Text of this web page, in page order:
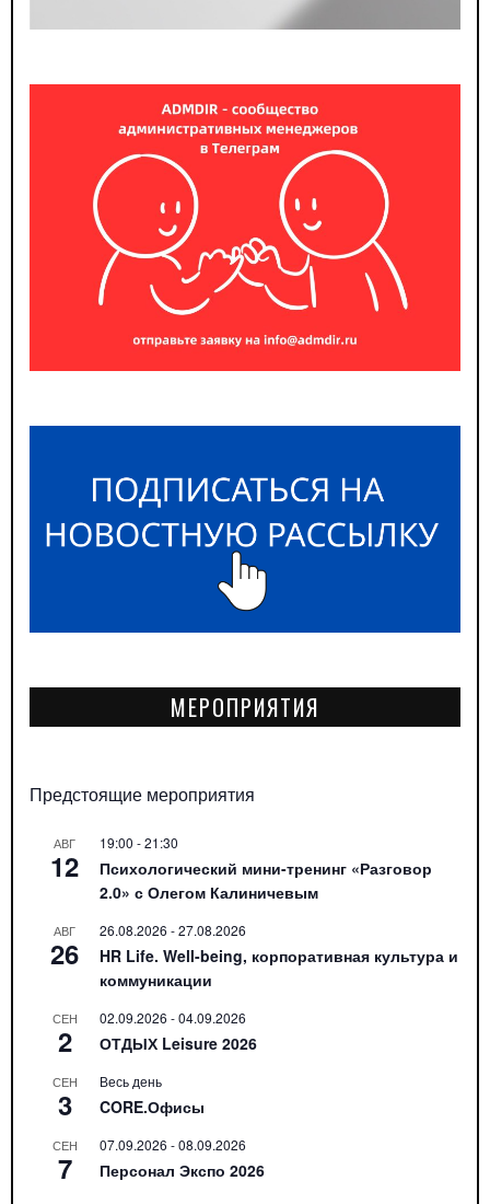
МЕРОПРИЯТИЯ
Предстоящие мероприятия
АВГ
12
19:00 -21:30
Психологический мини-тренинг «Разговор
2.0» с Олегом Калиничевым
АВГ
26
26.08.2026 -27.08.2026
HR Life. Well-being, корпоративная культура и
коммуникации
СЕН
2
02.09.2026 -04.09.2026
ОТДЫХ Leisure 2026
СЕН
3
Весь день
CORE.Офисы
СЕН
7
07.09.2026 -08.09.2026
Персонал Экспо 2026